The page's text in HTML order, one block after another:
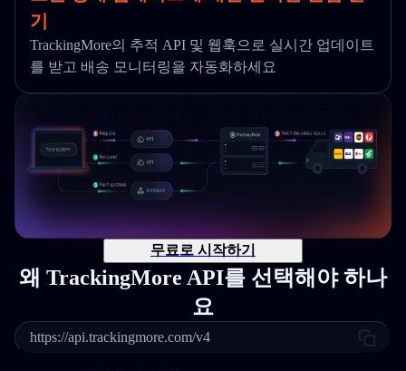
기
TrackingMore의 추적 API 및 웹훅으로 실시간 업데이트
를 받고 배송 모니터링을 자동화하세요
무료로 시작하기
왜 TrackingMore API를 선택해야 하나
요
https://api.trackingmore.com/v4